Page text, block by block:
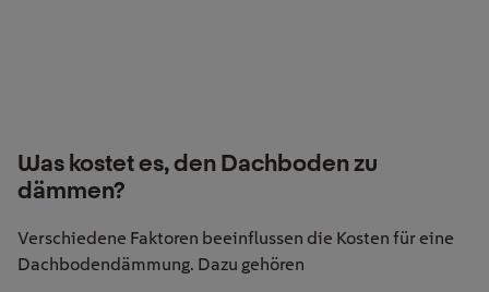
Was kostet es, den Dachboden zu
dämmen?
Verschiedene Faktoren beeinflussen die Kosten für eine
Dachbodendämmung. Dazu gehören